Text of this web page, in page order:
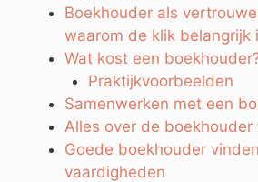
Boekhouder als
waarom de klik belangrijk
Wat kost een
Praktijkvoorbeelden
Samenwerken met een
Alles over de boekhouder
Goede boekhouder
vaardigheden